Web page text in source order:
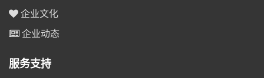
企业文化
企业动态
服务支持